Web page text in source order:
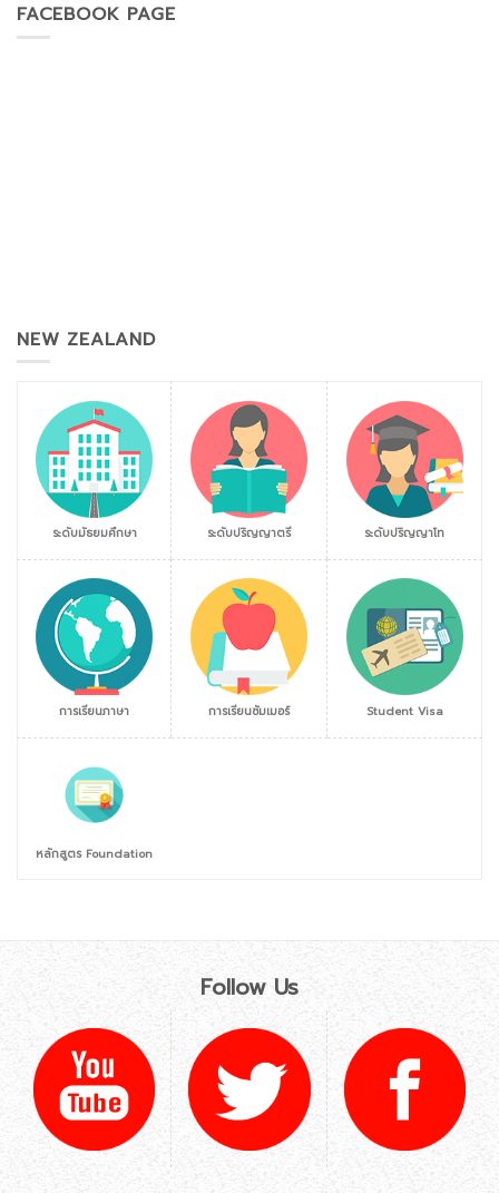
FACEBOOK PAGE
NEW ZEALAND
ระดับมัธยมศึกษา ระดับปริญญาตรี ระดับปริญญาโท
การเรียนภาษา การเรียนซัมเมอร์ Student Visa
หลักสูตร Foundation
Follow Us